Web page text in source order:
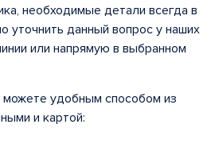
необходимые детали всегда в
уточнить данный вопрос у наших
или напрямую в выбранном
удобным способом из
и картой: